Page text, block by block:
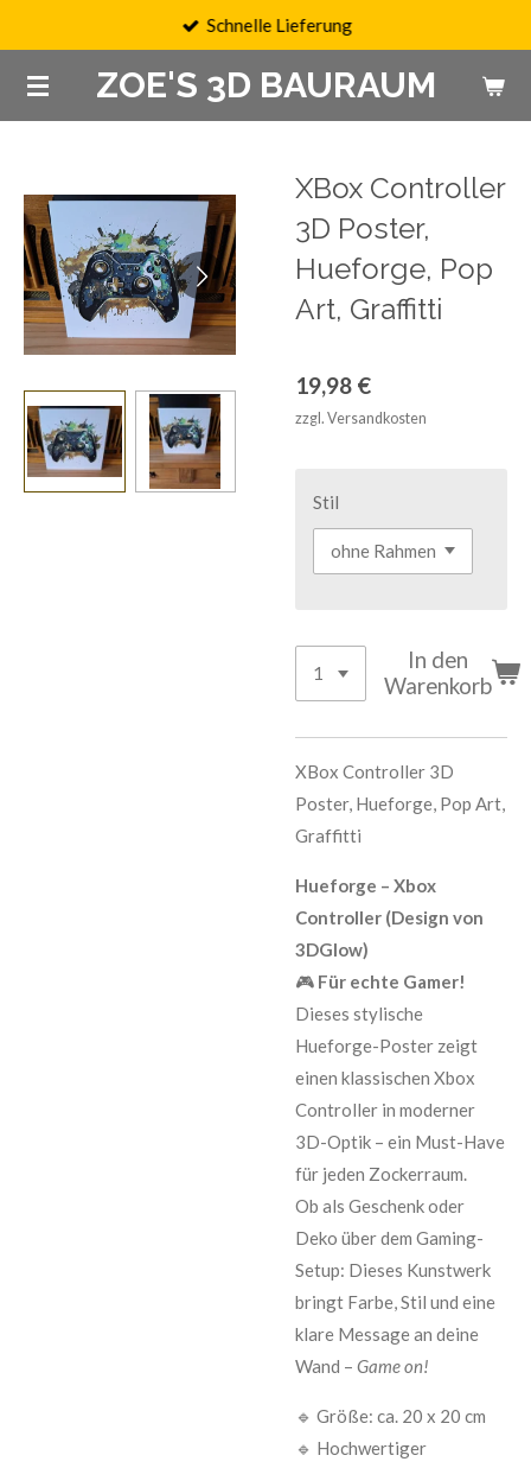
springen
ZOE'S 3D BAURAUM
Schnelle Lieferung
XBox Controller
3D Poster,
Hueforge, Pop
Art, Graffitti
19,98 €
zzgl. Versandkosten
Stil
In den
Warenkorb
XBox Controller 3D
Poster, Hueforge, Pop Art,
Graffitti
Hueforge – Xbox
Controller (Design von
3DGlow)
🎮 Für echte Gamer!
Dieses stylische
Hueforge-Poster zeigt
einen klassischen Xbox
Controller in moderner
3D-Optik – ein Must-Have
für jeden Zockerraum.
Ob als Geschenk oder
Deko über dem Gaming-
Setup: Dieses Kunstwerk
bringt Farbe, Stil und eine
klare Message an deine
Wand – Game on!
🔹 Größe: ca. 20 x 20 cm
🔹 Hochwertiger